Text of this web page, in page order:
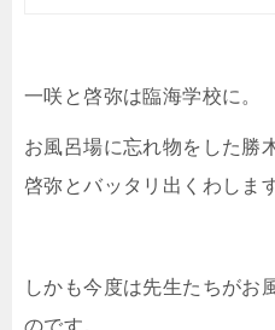
一咲と啓弥は臨海学校に。
お風呂場に忘れ物をした勝
啓弥とバッタリ出くわしま
しかも今度は先生たちがお